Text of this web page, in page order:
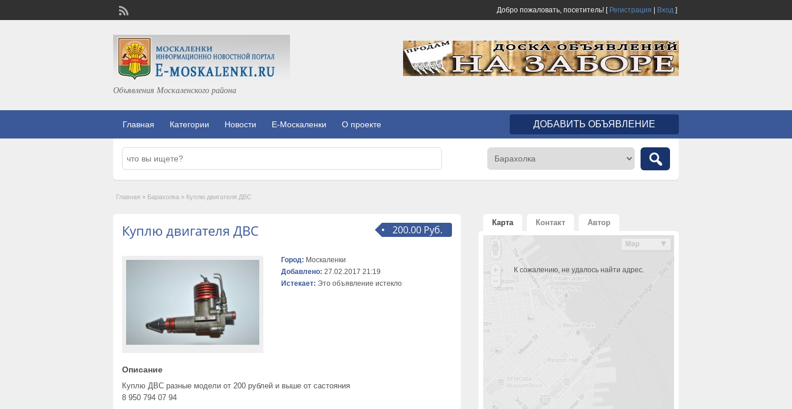
Добро пожаловать, посетитель! [ Регистрация Вход ]
Объявления Москаленского района
Главная Категории Новости E-Москаленки О проекте ДОБАВИТЬ ОБЪЯВЛЕНИЕ
Главная » Барахолка » Куплю двигателя ДВС
200.00 Руб.
Куплю двигателя ДВС
Город: Москаленки
Добавлено: 27.02.2017 21:19
Истекает: Это объявление истекло
Описание
Куплю ДВС разные модели от 200 рублей и выше от састояния
8 950 794 07 94
Карта Контакт Автор
К сожалению, не удалось найти адрес.